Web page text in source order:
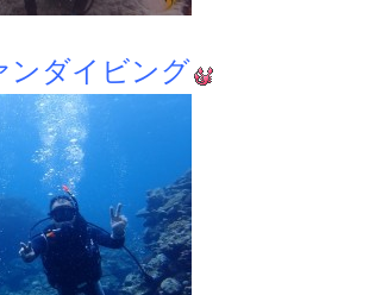
ンダイビング